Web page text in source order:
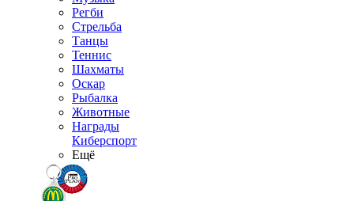
Регби
Стрельба
Танцы
Теннис
Шахматы
Оскар
Рыбалка
Животные
Награды
Киберспорт
Ещё